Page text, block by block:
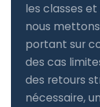
les classes
nous
portant sur
des cas
des retours
nécessaire,